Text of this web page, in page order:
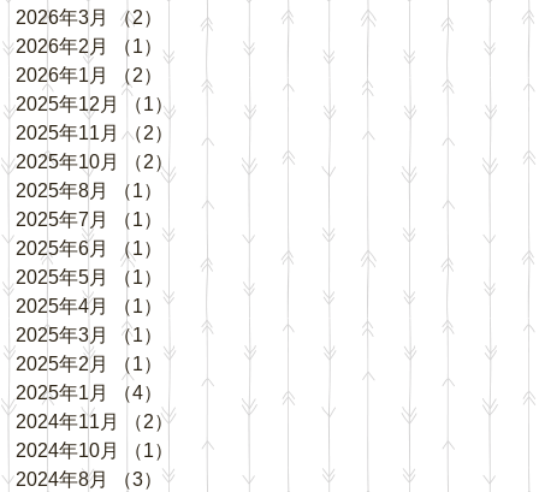
2026年3月
（2）
2件の記事
2026年2月
（1） 1件の記事
2026年1月
（2）
2件の記事
2025年12月
（1）1件の記事
2025年11月 （2）
2025年10月
（2）
2件の記事
2025年8月
（1）
2025年7月
（1）
2025年6月
（1）
1件の記事
2025年5月
（1）
1件の記事
2025年4月
（1）
1件の記事
2025年3月
（1）
1件の記事
2025年2月
（1）
1件の記事
2025年1月
（4）
4件の記事
2024年11月
（2）2件の記事
2024年10月
（1）
1件の記事
2024年8月
（3） 3件の記事